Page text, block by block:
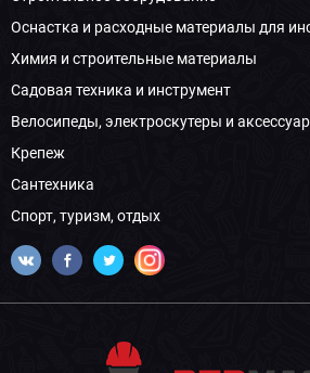
Оснастка и расходные материалы для
Химия и строительные материалы
Садовая техника и инструмент
Велосипеды, электроскутеры и
Крепеж
Сантехника
Спорт, туризм, отдых